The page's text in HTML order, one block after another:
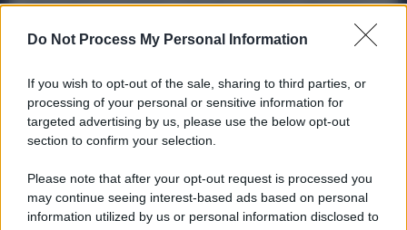
Do Not Process My Personal Information
If you wish to opt-out of the sale, sharing to third parties, or
processing of your personal or sensitive information for
targeted advertising by us, please use the below opt-out
section to confirm your selection.
Please note that after your opt-out request is processed you
may continue seeing interest-based ads based on personal
information utilized by us or personal information disclosed to
Metalmeccanici, c’è chi prende 25 Euro
in più Ogni Mese: ecco Chi ne ha Diritto
L’Elemento Aggiuntivo della Retribuzione (E.A.R.) è un
importo fisso di 25 euro lordi che una parte lavoratori
metalmeccanici trovano...